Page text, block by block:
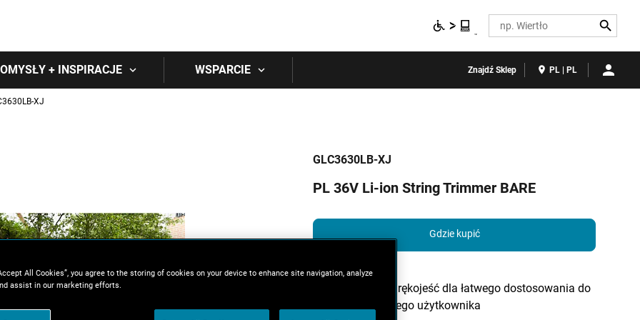
Search
+ INSPIRACJE WSPARCIE Znajdź Sklep PL | PL
XJ
GLC3630LB-XJ
PL 36V Li-ion String Trimmer BARE
Gdzie kupić
Teleskopowa rękojeść dla łatwego dostosowania do
wzrostu każdego użytkownika
All Cookies”, you agree to the storing of cookies on your device to enhance site navigation, analyze
assist in our marketing efforts.